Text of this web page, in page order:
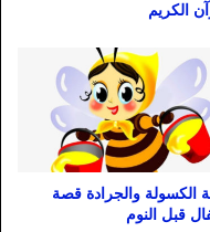
الكريم
الكسولة والجرادة قصة
قبل النوم